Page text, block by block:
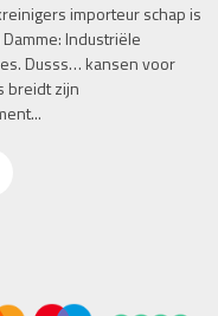
importeur schap is
Industriële
Dusss… kansen voor
breidt zijn